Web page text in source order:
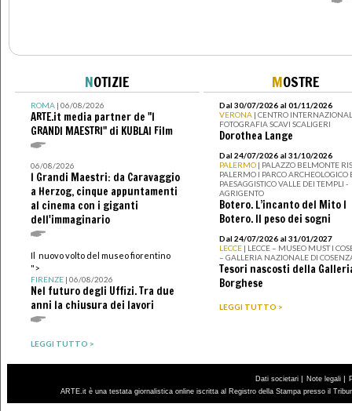
NOTIZIE
ROMA| 06/08/2026
ARTE.it media partner de "I
GRANDI MAESTRI" di KUBLAI Film
06/08/2026
I Grandi Maestri: da Caravaggio
a Herzog, cinque appuntamenti
al cinema con i giganti
dell'immaginario
Il nuovo volto del museo fiorentino
">
FIRENZE| 06/08/2026
Nel futuro degli Uffizi. Tra due
anni la chiusura dei lavori
LEGGI TUTTO >
MOSTRE
Dal 30/07/2026 al 01/11/2026
VERONA | CENTRO
FOTOGRAFIA SCAVI SCALIGERI
Dorothea Lange
Dal 24/07/2026 al 31/10/2026
PALERMO | PALAZZO BELMONTE
PALERMO I PARCO ARCHEOLOGICO
PAESAGGISTICO VALLE DEI TEMPLI -
AGRIGENTO
Botero. L’incanto del Mito I
Botero. Il peso dei sogni
Dal 24/07/2026 al 31/01/2027
LECCE | LECCE – MUSEO MUST I
– GALLERIA NAZIONALE DI
Tesori nascosti della
Borghese
LEGGI TUTTO >
Dati societari | Note legali |
ARTE.it è una testata giornalistica online iscritta al Registro della Stampa presso il